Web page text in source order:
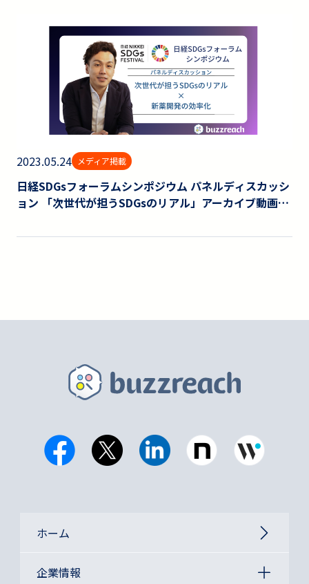
2023.05.24 メディア掲載
日経SDGsフォーラムシンポジウム パネルディスカッシ
ョン 「次世代が担うSDGsのリアル」アーカイブ動画が
ホーム
企業情報